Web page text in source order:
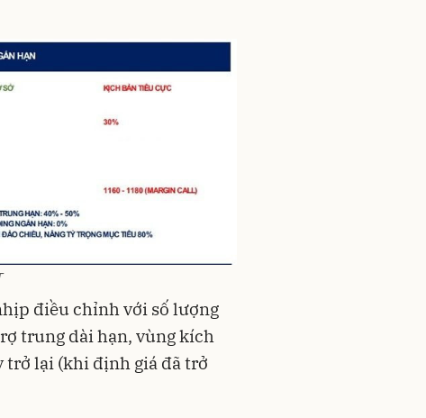
điều chỉnh với số lượng
trung dài hạn, vùng kích
trở lại (khi định giá đã trở